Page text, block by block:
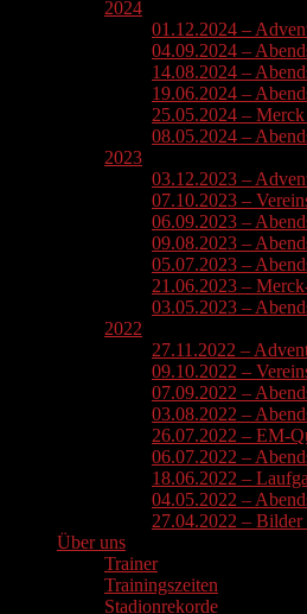
2024
01.12.2024 –
04.09.2024 –
14.08.2024 –
19.06.2024 –
25.05.2024 –
08.05.2024 –
2023
03.12.2023 –
07.10.2023 –
06.09.2023 –
09.08.2023 –
05.07.2023 –
21.06.2023 –
03.05.2023 –
2022
27.11.2022 –
09.10.2022 –
07.09.2022 –
03.08.2022 –
26.07.2022 – EM-
06.07.2022 –
18.06.2022 –
04.05.2022 –
27.04.2022 – Bilder
Über uns
Trainer
Trainingszeiten
Stadionrekorde